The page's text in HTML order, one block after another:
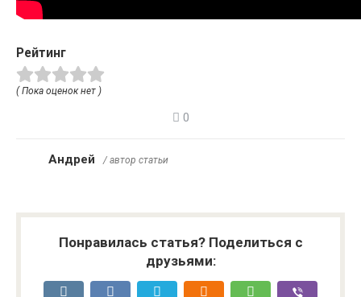
Рейтинг
( Пока оценок нет )
0
Андрей / автор статьи
Понравилась статья? Поделиться с
друзьями: